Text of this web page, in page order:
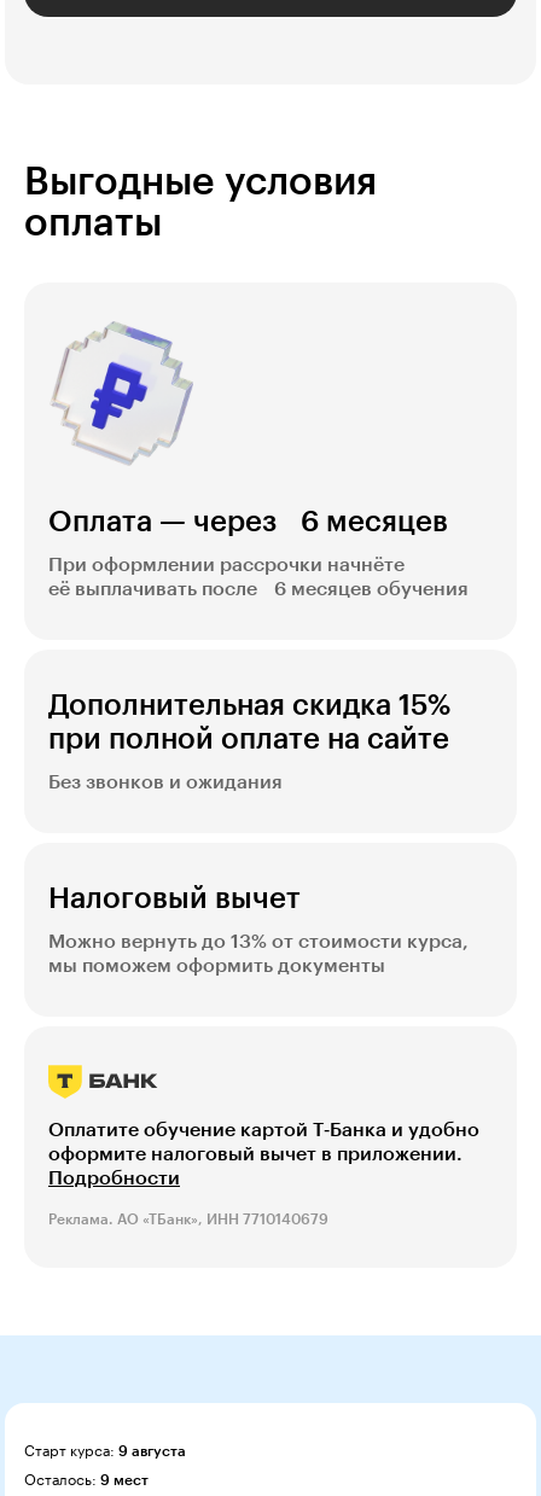
Выгодные условия
оплаты
Оплата — через 6 месяцев
При оформлении рассрочки начнёте
её выплачивать после 6 месяцев обучения
Дополнительная скидка 15%
при полной оплате на сайте
Без звонков и ожидания
Налоговый вычет
Можно вернуть до 13% от стоимости курса,
мы поможем оформить документы
Оплатите обучение картой Т‑Банка и удобно
оформите налоговый вычет в приложении.
Подробности
Реклама. АО «ТБанк», ИНН 7710140679
Старт курса: 9 августа
Осталось: 9 мест